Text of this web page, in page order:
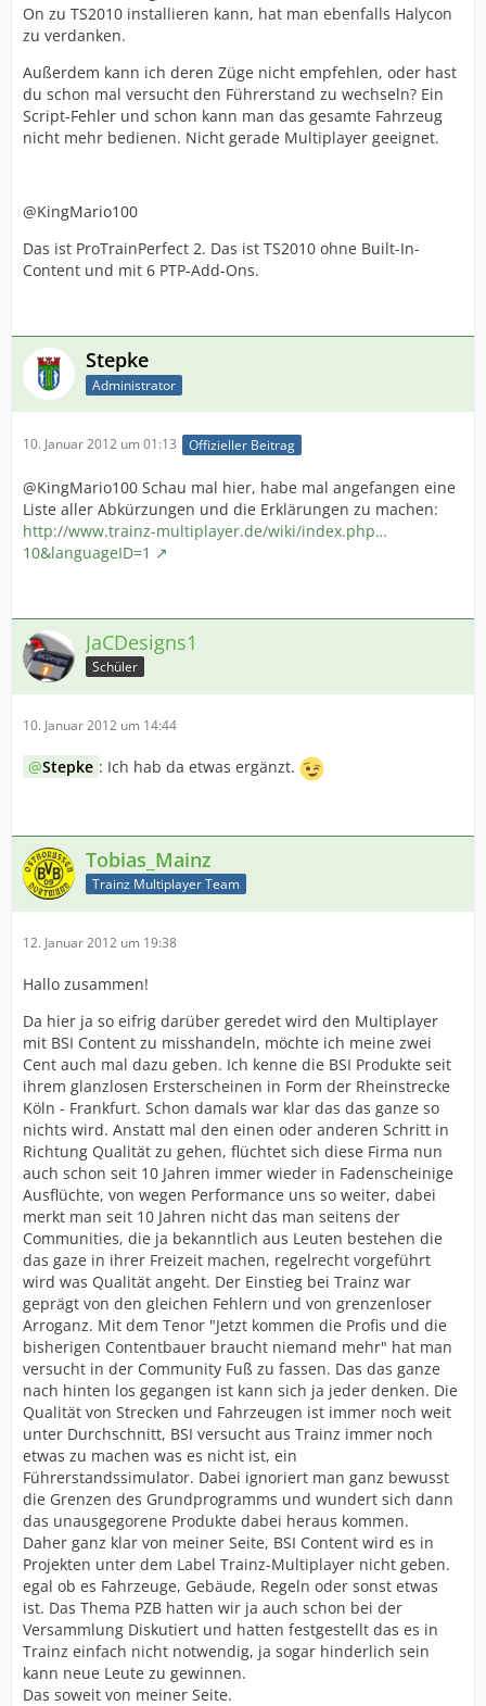
On zu TS2010 installieren kann, hat man ebenfalls Halycon
zu verdanken.
Außerdem kann ich deren Züge nicht empfehlen, oder hast
du schon mal versucht den Führerstand zu wechseln? Ein
Script-Fehler und schon kann man das gesamte Fahrzeug
nicht mehr bedienen. Nicht gerade Multiplayer geeignet.
@KingMario100
Das ist ProTrainPerfect 2. Das ist TS2010 ohne Built-In-
Content und mit 6 PTP-Add-Ons.
Stepke
Administrator
10. Januar 2012 um 01:13 Offizieller Beitrag
@KingMario100 Schau mal hier, habe mal angefangen eine
Liste aller Abkürzungen und die Erklärungen zu machen:
http://www.trainz-multiplayer.de/wiki/index.php…
10&languageID=1
JaCDesigns1
Schüler
10. Januar 2012 um 14:44
Stepke : Ich hab da etwas ergänzt.
Tobias_Mainz
Trainz Multiplayer Team
12. Januar 2012 um 19:38
Hallo zusammen!
Da hier ja so eifrig darüber geredet wird den Multiplayer
mit BSI Content zu misshandeln, möchte ich meine zwei
Cent auch mal dazu geben. Ich kenne die BSI Produkte seit
ihrem glanzlosen Ersterscheinen in Form der Rheinstrecke
Köln - Frankfurt. Schon damals war klar das das ganze so
nichts wird. Anstatt mal den einen oder anderen Schritt in
Richtung Qualität zu gehen, flüchtet sich diese Firma nun
auch schon seit 10 Jahren immer wieder in Fadenscheinige
Ausflüchte, von wegen Performance uns so weiter, dabei
merkt man seit 10 Jahren nicht das man seitens der
Communities, die ja bekanntlich aus Leuten bestehen die
das gaze in ihrer Freizeit machen, regelrecht vorgeführt
wird was Qualität angeht. Der Einstieg bei Trainz war
geprägt von den gleichen Fehlern und von grenzenloser
Arroganz. Mit dem Tenor "Jetzt kommen die Profis und die
bisherigen Contentbauer braucht niemand mehr" hat man
versucht in der Community Fuß zu fassen. Das das ganze
nach hinten los gegangen ist kann sich ja jeder denken. Die
Qualität von Strecken und Fahrzeugen ist immer noch weit
unter Durchschnitt, BSI versucht aus Trainz immer noch
etwas zu machen was es nicht ist, ein
Führerstandssimulator. Dabei ignoriert man ganz bewusst
die Grenzen des Grundprogramms und wundert sich dann
das unausgegorene Produkte dabei heraus kommen.
Daher ganz klar von meiner Seite, BSI Content wird es in
Projekten unter dem Label Trainz-Multiplayer nicht geben.
egal ob es Fahrzeuge, Gebäude, Regeln oder sonst etwas
ist. Das Thema PZB hatten wir ja auch schon bei der
Versammlung Diskutiert und hatten festgestellt das es in
Trainz einfach nicht notwendig, ja sogar hinderlich sein
kann neue Leute zu gewinnen.
Das soweit von meiner Seite.